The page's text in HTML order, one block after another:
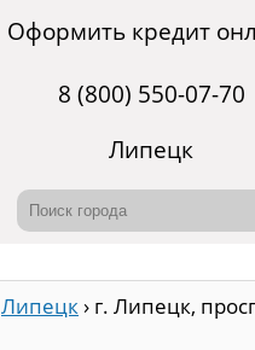
Оформить кредит
8 (800) 550-07-70
Липецк
Липецк› г. Липецк,